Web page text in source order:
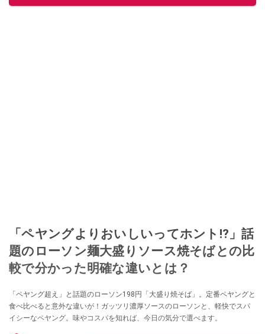
「ペヤングよりおいしいってホント⁉」話
題のローソン麺大盛りソース焼そばとの比
較で分かった明確な違いとは？
「ペヤング超え」と話題のローソン198円「大盛り焼そば」。定番ペヤングと
食べ比べると意外な違いが！ガッツリ濃厚ソースのローソンと、軽快でスパ
イシーなペヤング。味やコスパを知れば、今日の気分で選べます。